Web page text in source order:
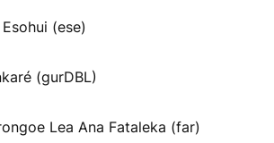
(ese)
(gurDBL)
Lea Ana Fataleka (far)